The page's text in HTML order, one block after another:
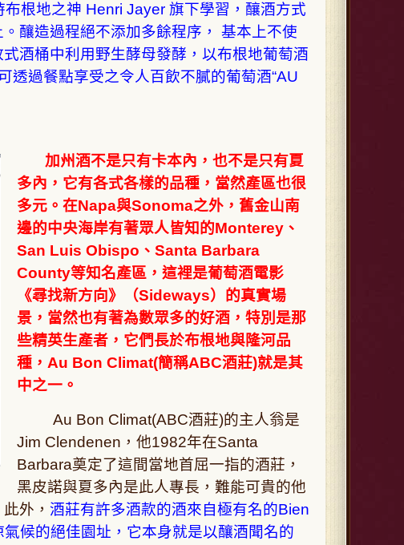
根地之神 Henri Jayer 旗下學習，釀酒方式
釀造過程絕不添加多餘程序， 基本上不使
酒桶中利用野生酵母發酵，以布根地葡萄酒
透過餐點享受之令人百飲不膩的葡萄酒“AU
加州酒不是只有卡本內，也不是只有夏
多內，它有各式各樣的品種，當然產區也很
多元。在Napa與Sonoma之外，舊金山南
邊的中央海岸有著眾人皆知的Monterey、
San Luis Obispo、Santa Barbara
County等知名產區，這裡是葡萄酒電影
《尋找新方向》（Sideways）的真實場
景，當然也有著為數眾多的好酒，特別是那
些精英生產者，它們長於布根地與隆河品
種，Au Bon Climat(簡稱ABC酒莊)就是其
中之一。
Au Bon Climat(ABC酒莊)的主人翁是
Jim Clendenen，他1982年在Santa
Barbara奠定了這間當地首屈一指的酒莊，
黑皮諾與夏多內是此人專長，難能可貴的他
外， 酒莊有許多酒款的酒來自極有名的Bien
候的絕佳園址，它本身就是以釀酒聞名的